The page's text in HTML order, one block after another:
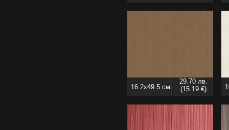
16.2x49.5 см
29.70 лв.
(15.19 €)